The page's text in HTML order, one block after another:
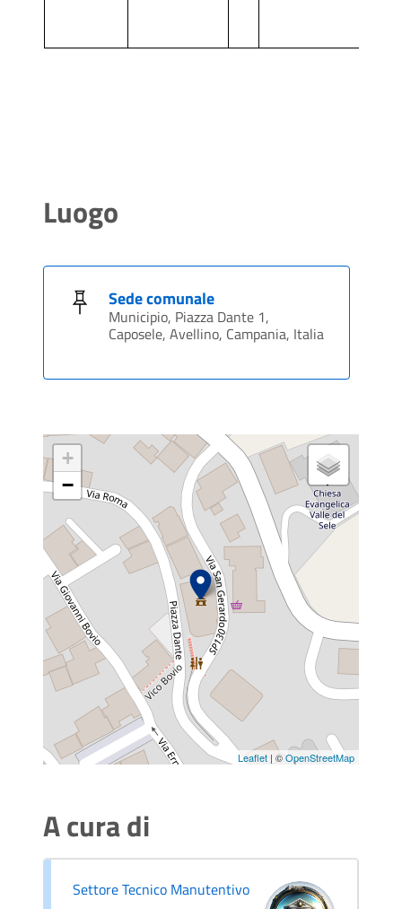
Luogo
Sede comunale
Municipio, Piazza Dante 1,
Caposele, Avellino, Campania, Italia
+
−
Leaflet | ©OpenStreetMap
A cura di
Settore Tecnico Manutentivo